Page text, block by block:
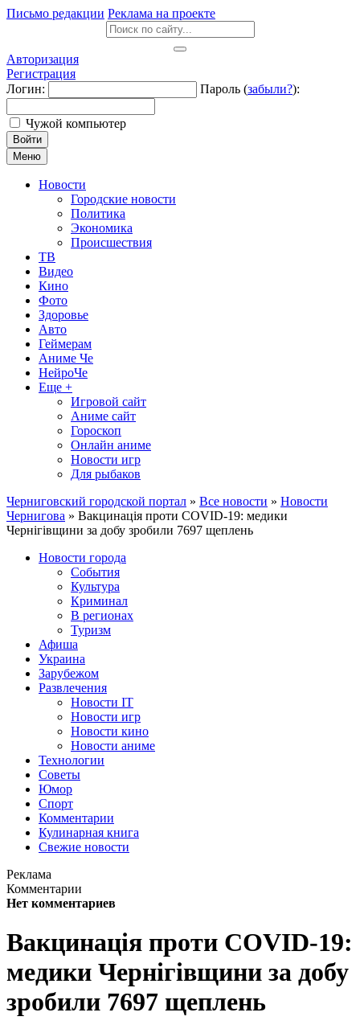
Письмо редакции Реклама на проекте
Авторизация
Регистрация
Логин:
Пароль (забыли?):
Чужой компьютер
Войти
Меню
Новости
Городские новости
Политика
Экономика
Происшествия
ТВ
Видео
Кино
Фото
Здоровье
Авто
Геймерам
Аниме Че
НейроЧе
Еще +
Игровой сайт
Аниме сайт
Гороскоп
Онлайн аниме
Новости игр
Для рыбаков
Черниговский городской портал » Все новости » Новости
Чернигова » Вакцинація проти COVID-19: медики
Чернігівщини за добу зробили 7697 щеплень
Новости города
События
Культура
Криминал
В регионах
Туризм
Афиша
Украина
Зарубежом
Развлечения
Новости IT
Новости игр
Новости кино
Новости аниме
Технологии
Советы
Юмор
Спорт
Комментарии
Кулинарная книга
Свежие новости
Реклама
Комментарии
Нет комментариев
Вакцинація проти COVID-19:
медики Чернігівщини за добу
зробили 7697 щеплень